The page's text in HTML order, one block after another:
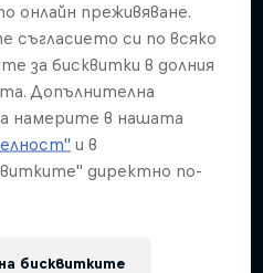
онлайн преживяване.
си по всяко
за бисквитки в долния
Допълнителна
намерите в нашата
и в
директно по-
бисквитките